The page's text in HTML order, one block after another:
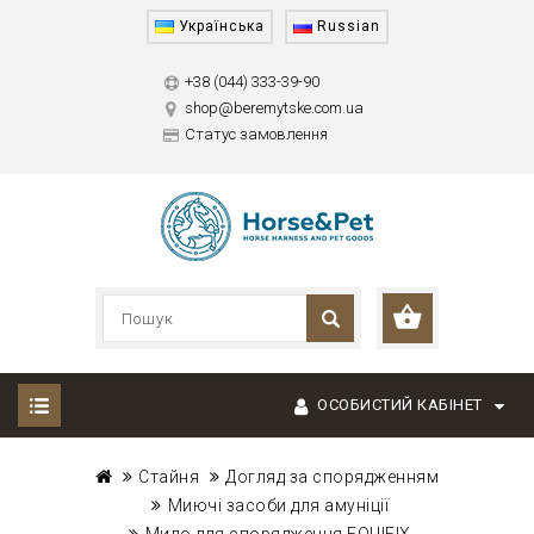
Українська Russian
+38 (044) 333-39-90
shop@beremytske.com.ua
Статус замовлення
ОСОБИСТИЙ КАБІНЕТ
Стайня
Догляд за спорядженням
Миючі засоби для амуніції